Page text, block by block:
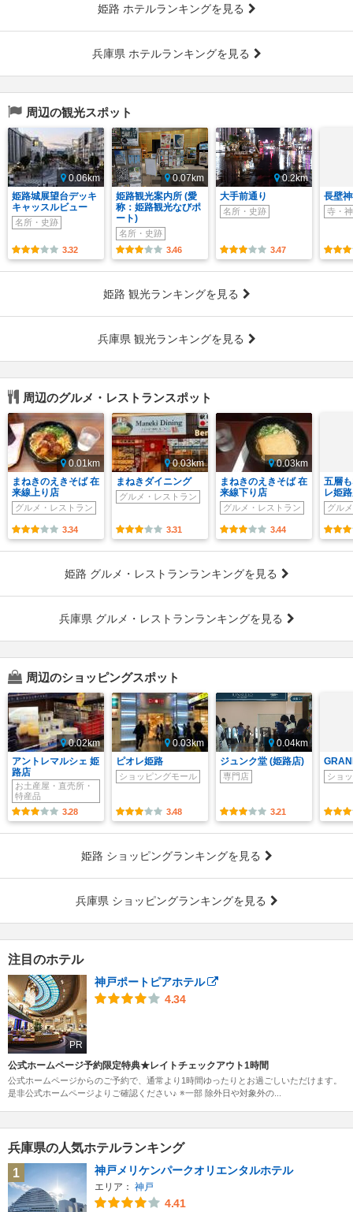
姫路 ホテルランキングを見る
兵庫県 ホテルランキングを見る
周辺の観光スポット
0.06km
姫路城展望台デッキ
キャッスルビュー
名所・史跡
3.32
0.07km
姫路観光案内所 (愛
称：姫路観光なびポ
ート)
名所・史跡
3.46
0.2km
大手前通り
名所・史跡
3.47
長壁
寺・
姫路 観光ランキングを見る
兵庫県 観光ランキングを見る
周辺のグルメ・レストランスポット
0.01km
まねきのえきそば 在
来線上り店
グルメ・レストラン
3.34
0.03km
まねきダイニング
グルメ・レストラン
3.31
0.03km
まねきのえきそば 在
来線下り店
グルメ・レストラン
3.44
五層
レ姫
グル
姫路 グルメ・レストランランキングを見る
兵庫県 グルメ・レストランランキングを見る
周辺のショッピングスポット
0.02km
アントレマルシェ 姫
路店
お土産屋・直売所・
特産品
3.28
0.03km
ピオレ姫路
ショッピングモール
3.48
0.04km
ジュンク堂 (姫路店)
専門店
3.21
ショ
姫路 ショッピングランキングを見る
兵庫県 ショッピングランキングを見る
注目のホテル
PR
神戸ポートピアホテル
4.34
公式ホームページ予約限定特典★レイトチェックアウト1時間
公式ホームページからのご予約で、通常より1時間ゆったりとお過ごしいただけます。
是非公式ホームページよりご確認ください♪ ※一部 除外日や対象外の...
兵庫県の人気ホテルランキング
1
神戸メリケンパークオリエンタルホテル
エリア： 神戸
4.41